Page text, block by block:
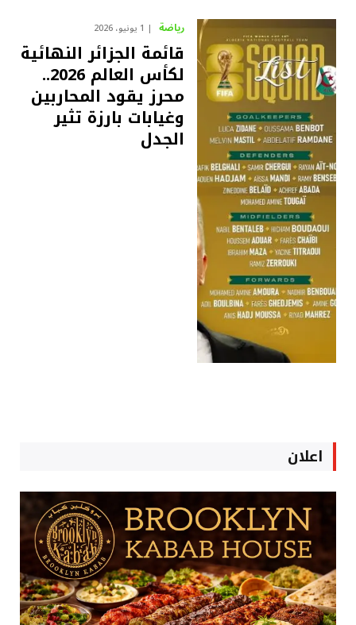
رياضة 1 يونيو، 2026
قائمة الجزائر النهائية
لكأس العالم 2026..
محرز يقود المحاربين
وغيابات بارزة تثير
الجدل
اعلان